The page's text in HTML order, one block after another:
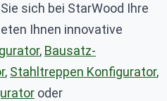
sich bei StarWood Ihre
Ihnen innovative
, Bausatz-
, Stahltreppen Konfigurator,
oder